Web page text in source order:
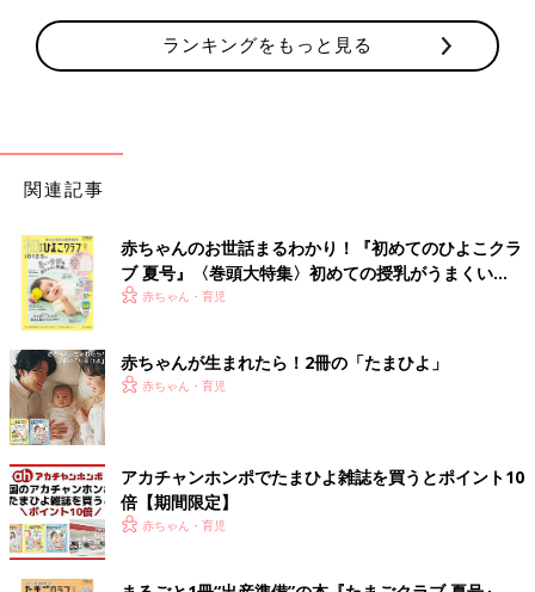
ランキングをもっと見る
関連記事
赤ちゃんのお世話まるわかり！『初めてのひよこクラ
ブ 夏号』〈巻頭大特集〉初めての授乳がうまくい
く！ おっぱい・ミルクの基本と夏のトラブル 解決テ
赤ちゃん・育児
赤ちゃんが生まれたら！2冊の「たまひよ」
赤ちゃん・育児
アカチャンホンポでたまひよ雑誌を買うとポイント10
倍【期間限定】
赤ちゃん・育児